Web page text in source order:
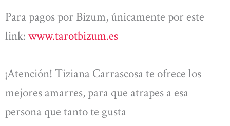
Para pagos por Bizum, únicamente por este
link: www.tarotbizum.es
¡Atención! Tiziana Carrascosa te ofrece los
mejores amarres, para que atrapes a esa
persona que tanto te gusta